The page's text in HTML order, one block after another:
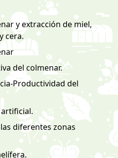
y extracción de miel,
cera.
del colmenar.
Productividad del
diferentes zonas